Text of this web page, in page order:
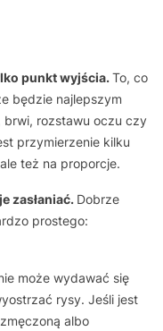
punkt wyjścia.To, co
będzie najlepszym
brwi, rozstawu oczu czy
przymierzenie kilku
też na proporcje.
zasłaniać. Dobrze
prostego:
może wydawać się
rysy. Jeśli jest
albo